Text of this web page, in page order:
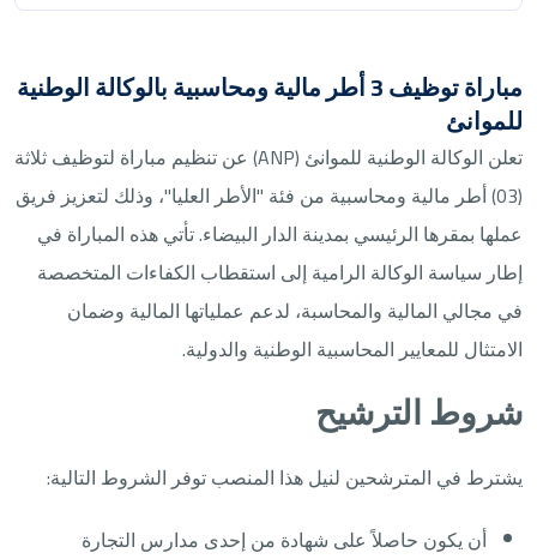
مباراة توظيف 3 أطر مالية ومحاسبية بالوكالة الوطنية
للموانئ
تعلن الوكالة الوطنية للموانئ (ANP) عن تنظيم مباراة لتوظيف ثلاثة
(03) أطر مالية ومحاسبية من فئة "الأطر العليا"، وذلك لتعزيز فريق
عملها بمقرها الرئيسي بمدينة الدار البيضاء. تأتي هذه المباراة في
إطار سياسة الوكالة الرامية إلى استقطاب الكفاءات المتخصصة
في مجالي المالية والمحاسبة، لدعم عملياتها المالية وضمان
الامتثال للمعايير المحاسبية الوطنية والدولية.
شروط الترشيح
يشترط في المترشحين لنيل هذا المنصب توفر الشروط التالية:
أن يكون حاصلاً على شهادة من إحدى مدارس التجارة